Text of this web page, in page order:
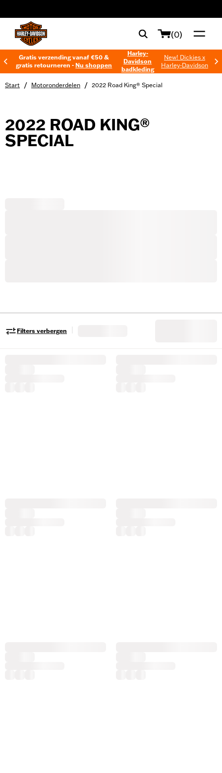
(0)
Gratis verzending vanaf €50 &
gratis retourneren -Nu shoppen
Harley-
Davidson
badkleding
New! Dickies x
Harley-Davidson
Start / Motoronderdelen / 2022 Road King® Special
2022 ROAD KING®
SPECIAL
Filters verbergen